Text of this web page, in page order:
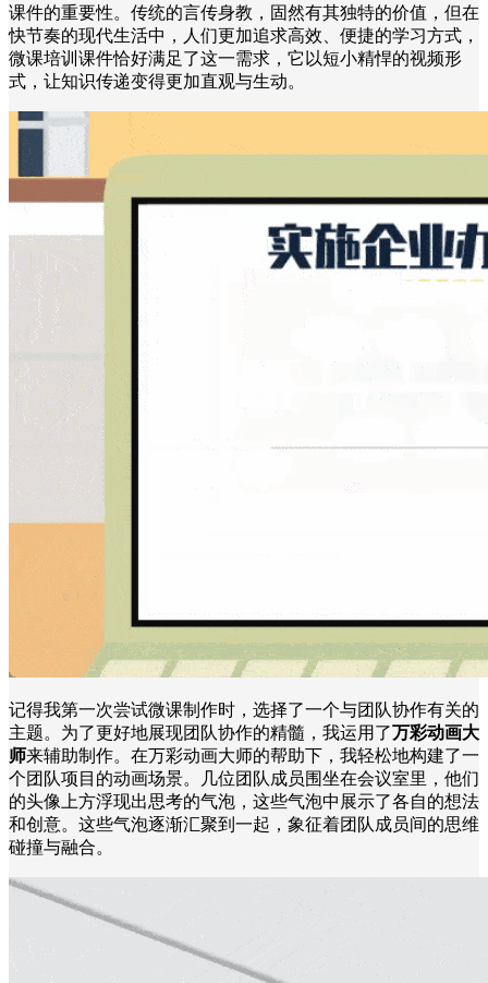
课件的重要性。传统的言传身教，固然有其独特的价值，但在
快节奏的现代生活中，人们更加追求高效、便捷的学习方式，
微课培训课件恰好满足了这一需求，它以短小精悍的视频形
式，让知识传递变得更加直观与生动。
记得我第一次尝试微课制作时，选择了一个与团队协作有关的
主题。为了更好地展现团队协作的精髓，我运用了万彩动画大
师来辅助制作。在万彩动画大师的帮助下，我轻松地构建了一
个团队项目的动画场景。几位团队成员围坐在会议室里，他们
的头像上方浮现出思考的气泡，这些气泡中展示了各自的想法
和创意。这些气泡逐渐汇聚到一起，象征着团队成员间的思维
碰撞与融合。